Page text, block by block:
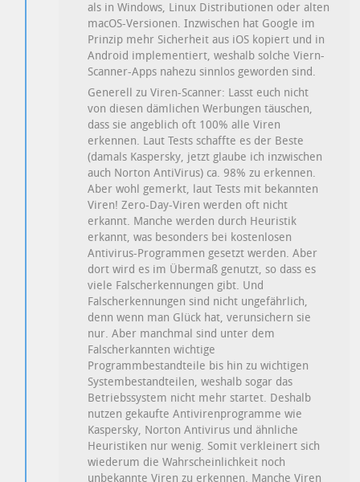
als in Windows, Linux Distributionen oder alten
macOS-Versionen. Inzwischen hat Google im
Prinzip mehr Sicherheit aus iOS kopiert und in
Android implementiert, weshalb solche Viern-
Scanner-Apps nahezu sinnlos geworden sind.
Generell zu Viren-Scanner: Lasst euch nicht
von diesen dämlichen Werbungen täuschen,
dass sie angeblich oft 100% alle Viren
erkennen. Laut Tests schaffte es der Beste
(damals Kaspersky, jetzt glaube ich inzwischen
auch Norton AntiVirus) ca. 98% zu erkennen.
Aber wohl gemerkt, laut Tests mit bekannten
Viren! Zero-Day-Viren werden oft nicht
erkannt. Manche werden durch Heuristik
erkannt, was besonders bei kostenlosen
Antivirus-Programmen gesetzt werden. Aber
dort wird es im Übermaß genutzt, so dass es
viele Falscherkennungen gibt. Und
Falscherkennungen sind nicht ungefährlich,
denn wenn man Glück hat, verunsichern sie
nur. Aber manchmal sind unter dem
Falscherkannten wichtige
Programmbestandteile bis hin zu wichtigen
Systembestandteilen, weshalb sogar das
Betriebssystem nicht mehr startet. Deshalb
nutzen gekaufte Antivirenprogramme wie
Kaspersky, Norton Antivirus und ähnliche
Heuristiken nur wenig. Somit verkleinert sich
wiederum die Wahrscheinlichkeit noch
unbekannte Viren zu erkennen. Manche Viren